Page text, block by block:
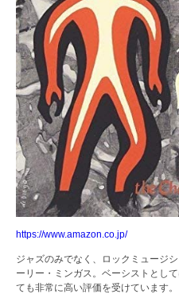
https://www.amazon.co.jp/
ジャズのみでなく、ロックミュージ
ーリー・ミンガス。ベーシストとし
ても非常に高い評価を受けています。